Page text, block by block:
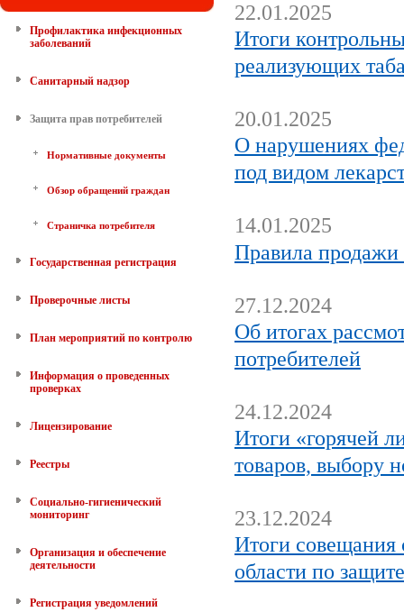
Профилактика инфекционных
заболеваний
Санитарный надзор
Защита прав потребителей
Нормативные документы
Обзор обращений граждан
Страничка потребителя
Государственная регистрация
Проверочные листы
План мероприятий по контролю
Информация о проведенных
проверках
Лицензирование
Реестры
Социально-гигиенический
мониторинг
Организация и обеспечение
деятельности
Регистрация уведомлений
22.01.2025
Итоги
реализующих
20.01.2025
О нарушениях
под видом
14.01.2025
Правила продажи
27.12.2024
Об итогах
потребителей
24.12.2024
Итоги «горячей
товаров, выбору
23.12.2024
Итоги
области по